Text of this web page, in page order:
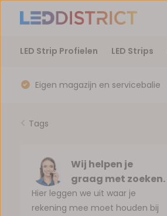
LED Strip Profielen LED Strips
Eigen magazijn en servicebalie
Tags
Wij helpen je
graag met zoeken.
Hier leggen we uit waar je
rekening mee moet houden bij